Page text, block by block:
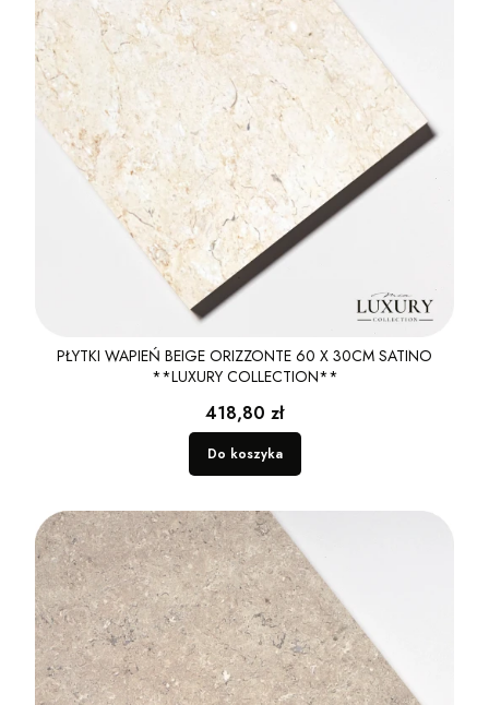
PŁYTKI WAPIEŃ BEIGE ORIZZONTE 60 X 30CM SATINO
**LUXURY COLLECTION**
Cena
418,80 zł
Do koszyka